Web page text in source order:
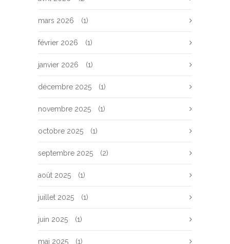
mars 2026 (1)
février 2026 (1)
janvier 2026 (1)
décembre 2025 (1)
novembre 2025 (1)
octobre 2025 (1)
septembre 2025 (2)
août 2025 (1)
juillet 2025 (1)
juin 2025 (1)
mai 2025 (1)